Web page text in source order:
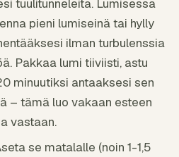
tuulitunneleita. Lumisessa
pieni lumiseinä tai hylly
ilman turbulenssia
Pakkaa lumi tiiviisti, astu
minuutiksi antaaksesi sen
– tämä luo vakaan esteen
vastaan.
se matalalle (noin 1-1,5